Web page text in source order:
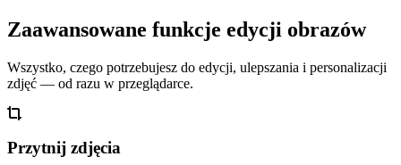
Zaawansowane funkcje edycji obrazów
Wszystko, czego potrzebujesz do edycji, ulepszania i personalizacji
zdjęć — od razu w przeglądarce.
Przytnij zdjęcia